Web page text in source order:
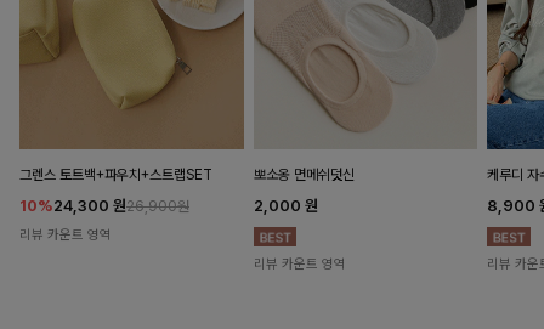
그렌스 토트백+파우치+스트랩SET
10%24,300 원26,900원
리뷰 카운트 영역
뽀소옹 면메쉬덧신
2,000 원
리뷰 카운트 영역
케루디 자
8,900
리뷰 카운